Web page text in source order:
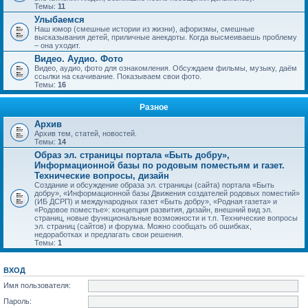
Темы: 11
Улыбаемся
Наш юмор (смешные истории из жизни), афоризмы, смешные
высказывания детей, приличные анекдоты. Когда высмеиваешь проблему
– она уходит.
Видео. Аудио. Фото
Видео, аудио, фото для ознакомления. Обсуждаем фильмы, музыку, даём
ссылки на скачивание. Показываем свои фото.
Темы: 16
Разное
Архив
Архив тем, статей, новостей.
Темы: 14
Образ эл. страницы портала «Быть добру»,
Информационной базы по родовым поместьям и газет.
Технические вопросы, дизайн
Создание и обсуждение образа эл. страницы (сайта) портала «Быть
добру», «Информационной базы Движения создателей родовых поместий»
(ИБ ДСРП) и международных газет «Быть добру», «Родная газета» и
«Родовое поместье»: концепция развития, дизайн, внешний вид эл.
страниц, новые функциональные возможности и т.п. Технические вопросы
эл. страниц (сайтов) и форума. Можно сообщать об ошибках,
недоработках и предлагать свои решения.
Темы: 1
ВХОД
Имя пользователя:
Пароль: